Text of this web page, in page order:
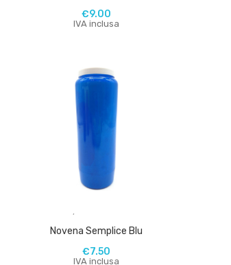
€9.00
IVA inclusa
,
Novena Semplice Blu
€7.50
IVA inclusa